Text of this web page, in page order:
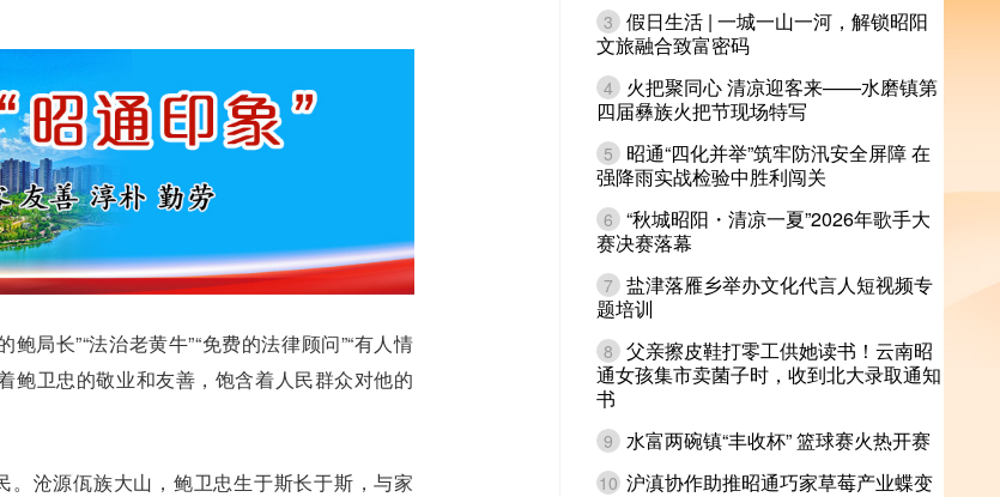
局长”“法治老黄牛”“免费的法律顾问”“有人情
卫忠的敬业和友善，饱含着人民群众对他的
沧源佤族大山，鲍卫忠生于斯长于斯，与家
3 假日生活 | 一城一山一河，解锁昭阳
文旅融合致富密码
4
火把聚同心 清凉迎客来——水磨镇第
四届彝族火把节现场特写
5
昭通“四化并举”筑牢防汛安全屏障 在
强降雨实战检验中胜利闯关
6 “秋城昭阳・清凉一夏”2026年歌手大
赛决赛落幕
7 盐津落雁乡举办文化代言人短视频专
题培训
8 父亲擦皮鞋打零工供她读书！云南昭
通女孩集市卖菌子时，收到北大录取通知
书
9 水富两碗镇“丰收杯” 篮球赛火热开赛
10 沪滇协作助推昭通巧家草莓产业蝶变